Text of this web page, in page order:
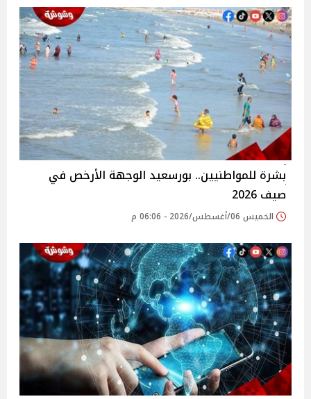
بشرة للمواطنيين.. بورسعيد الوجهة الأرخص في
صيف 2026
الخميس 06/أغسطس/2026 - 06:06 م